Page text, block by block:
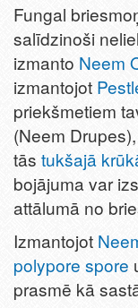
Fungal
salīdzinoši
izmanto Neem
izmantojot
priekšmetiem
(Neem
tās tukšajā
bojājuma var
attālumā no
Izmantojot
polypore spore
prasmē kā